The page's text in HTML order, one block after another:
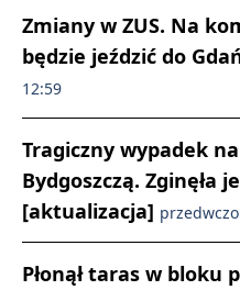
Zmiany w ZUS. Na
będzie jeździć do
12:59
Tragiczny wypadek
Bydgoszczą. Zginęła
[aktualizacja]
Płonął taras w bloku